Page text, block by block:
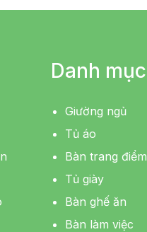
Danh mục
Giường ngủ
Tủ áo
Bàn trang điểm
Tủ giày
Bàn ghế ăn
Bàn làm việc